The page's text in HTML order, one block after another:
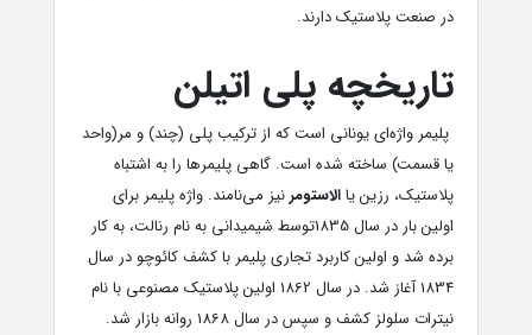
در صنعت پلاستیک دارند.
تاریخچه پلی اتیلن
پلیمر واژه‌ای یونانی است که از ترکیب پلی (چند) و مر(واحد
یا قسمت) ساخته شده است. گاهی پلیمرها را به اشتباه
پلاستیک، رزین یاالاستومرنیز می‌نامند. واژه پلیمر برای
اولین بار در سال 1835توسط شیمیدانی به نام رنالت، به کار
برده شد و اولین کاربرد تجاری پلیمر با کشف کائوچو در سال
1834 آغاز شد. در سال 1862 اولین پلاستیک مصنوعی با نام
نیترات سلولز کشف و سپس در سال 1868 روانه بازار شد.